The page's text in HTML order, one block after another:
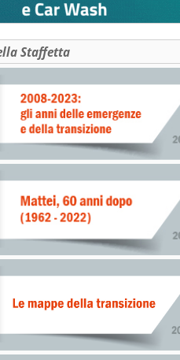
costi anche ad AU'
Staffetta